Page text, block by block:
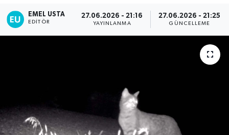
EMEL USTA
EDITÖR
27.06.2026 - 21:16
YAYINLANMA
27.06.2026 - 21:25
GÜNCELLEME